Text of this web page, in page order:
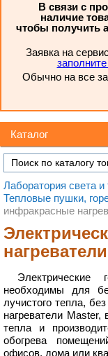
В связи с
наличие
чтобы получить
Заявка на
Обычно на все
Каталог
Лаборатория света и
Тепловые пушки,
инфракрасные
нагреватели
Электрические
необходимы для
лучистого тепла,
нагреватели
тепла и
обогрева
офисов, дома или